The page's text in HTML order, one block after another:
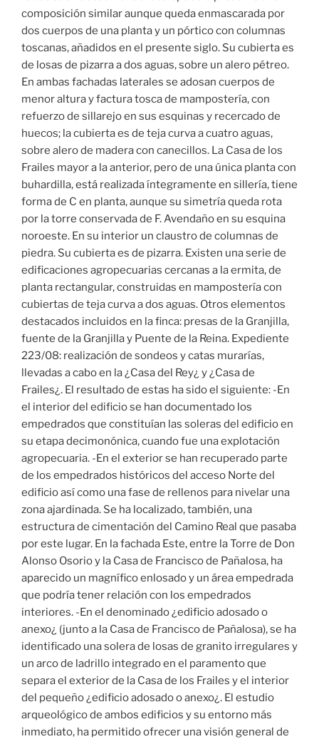
composición similar aunque queda enmascarada por
dos cuerpos de una planta y un pórtico con columnas
toscanas, añadidos en el presente siglo. Su cubierta es
de losas de pizarra a dos aguas, sobre un alero pétreo.
En ambas fachadas laterales se adosan cuerpos de
menor altura y factura tosca de mampostería, con
refuerzo de sillarejo en sus esquinas y recercado de
huecos; la cubierta es de teja curva a cuatro aguas,
sobre alero de madera con canecillos. La Casa de los
Frailes mayor a la anterior, pero de una única planta con
buhardilla, está realizada íntegramente en sillería, tiene
forma de C en planta, aunque su simetría queda rota
por la torre conservada de F. Avendaño en su esquina
noroeste. En su interior un claustro de columnas de
piedra. Su cubierta es de pizarra. Existen una serie de
edificaciones agropecuarias cercanas a la ermita, de
planta rectangular, construidas en mampostería con
cubiertas de teja curva a dos aguas. Otros elementos
destacados incluidos en la finca: presas de la Granjilla,
fuente de la Granjilla y Puente de la Reina. Expediente
223/08: realización de sondeos y catas murarías,
llevadas a cabo en la ¿Casa del Rey¿ y ¿Casa de
Frailes¿. El resultado de estas ha sido el siguiente: -En
el interior del edificio se han documentado los
empedrados que constituían las soleras del edificio en
su etapa decimonónica, cuando fue una explotación
agropecuaria. -En el exterior se han recuperado parte
de los empedrados históricos del acceso Norte del
edificio así como una fase de rellenos para nivelar una
zona ajardinada. Se ha localizado, también, una
estructura de cimentación del Camino Real que pasaba
por este lugar. En la fachada Este, entre la Torre de Don
Alonso Osorio y la Casa de Francisco de Pañalosa, ha
aparecido un magnífico enlosado y un área empedrada
que podría tener relación con los empedrados
interiores. -En el denominado ¿edificio adosado o
anexo¿ (junto a la Casa de Francisco de Pañalosa), se ha
identificado una solera de losas de granito irregulares y
un arco de ladrillo integrado en el paramento que
separa el exterior de la Casa de los Frailes y el interior
del pequeño ¿edificio adosado o anexo¿. El estudio
arqueológico de ambos edificios y su entorno más
inmediato, ha permitido ofrecer una visión general de